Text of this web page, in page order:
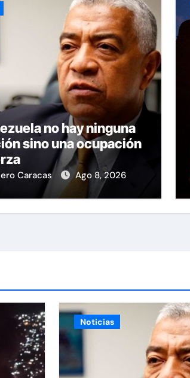
no hay ninguna
sino una ocupación
Caracas Ago 8, 2026
Noticias